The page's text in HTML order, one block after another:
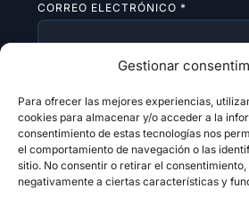
Gestionar
Para ofrecer las mejores experiencias,
cookies para almacenar y/o acceder a la
consentimiento de estas tecnologías nos
el comportamiento de navegación o las
sitio. No consentir o retirar el
negativamente a ciertas características y
CORREO ELECTRÓNICO *